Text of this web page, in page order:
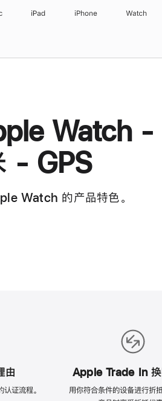
iPad iPhone Watch
Watch -
- GPS
Watch 的产品特色。
。
由
证流程。
Apple Trade In 换
用你符合条件的设备进行折